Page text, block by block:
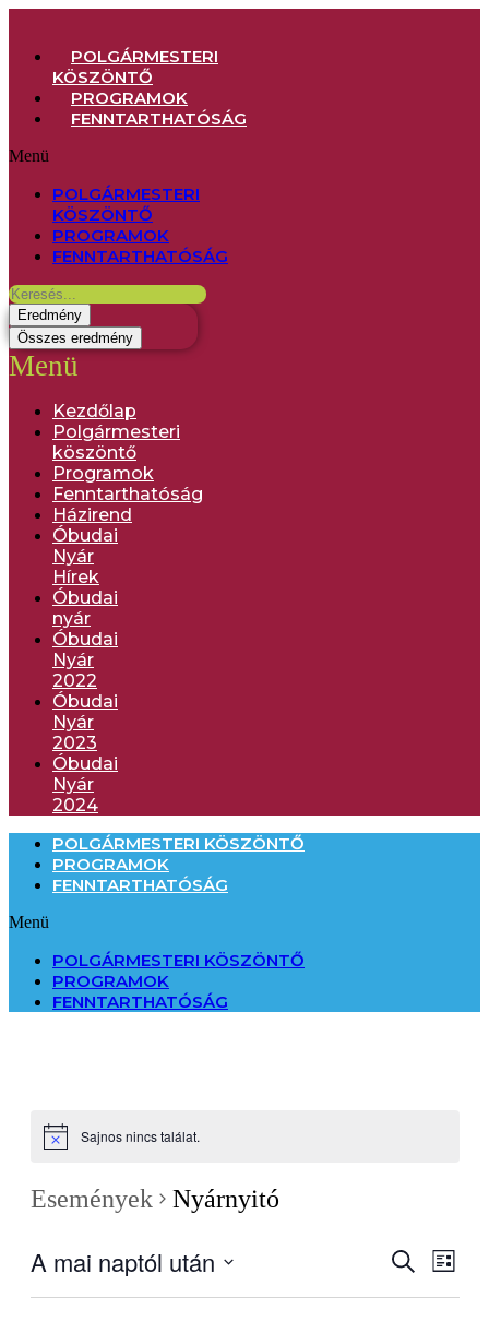
POLGÁRMESTERI
KÖSZÖNTŐ
PROGRAMOK
FENNTARTHATÓSÁG
Menü
POLGÁRMESTERI
KÖSZÖNTŐ
PROGRAMOK
FENNTARTHATÓSÁG
Eredmény
Összes eredmény
Menü
Kezdőlap
Polgármesteri
köszöntő
Programok
Fenntarthatóság
Házirend
Óbudai
Nyár
Hírek
Óbudai
nyár
Óbudai
Nyár
2022
Óbudai
Nyár
2023
Óbudai
Nyár
2024
POLGÁRMESTERI KÖSZÖNTŐ
PROGRAMOK
FENNTARTHATÓSÁG
Menü
POLGÁRMESTERI KÖSZÖNTŐ
PROGRAMOK
FENNTARTHATÓSÁG
Sajnos nincs találat.
Események Nyárnyitó
Keresett
kifejezés
Lista
A mai naptól után